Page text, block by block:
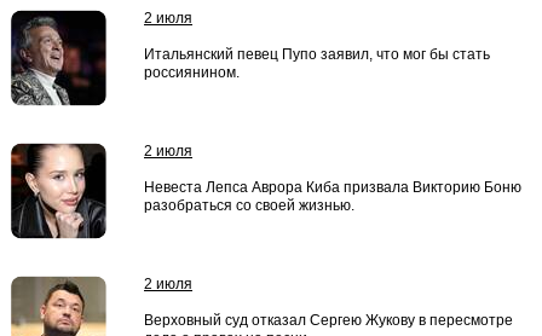
2 июля
Итальянский певец Пупо заявил, что мог бы стать
россиянином.
2 июля
Невеста Лепса Аврора Киба призвала Викторию Боню
разобраться со своей жизнью.
2 июля
Верховный суд отказал Сергею Жукову в пересмотре